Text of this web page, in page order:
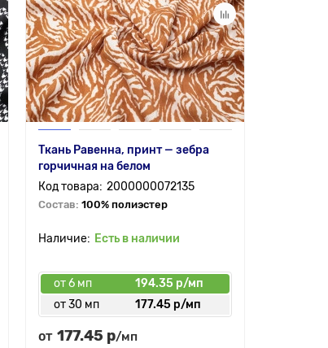
Ткань Равенна, принт — зебра
горчичная на белом
2000000072135
Состав: 100% полиэстер
Есть в наличии
от 6 мп
194.35 р/мп
от 30 мп
177.45 р/мп
от 177.45 р/мп